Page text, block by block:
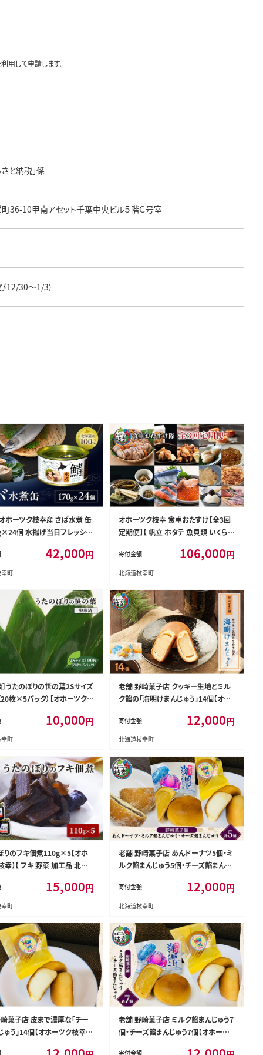
用して申請します。
と納税」係
10甲南アセット千葉中央ビル５階Ｃ号室
12/30～1/3）
ホーツク枝幸産 さば水煮 缶
個 水揚げ当日フレッシュ
惣菜 保存 長期 加工食品 魚
海道 オホーツク 枝幸 】
42,000円
町
オホーツク枝幸 食卓おたすけ【全3回
定期便】【 帆立 ホタテ 魚貝類 いくら
枝幸 】
寄付金額 106,000円
北海道枝幸町
］うたのぼりの笹の葉2Sサイズ
枚×5パック）【オホーツク
海道 オホーツク 枝幸 】
10,000円
町
老舗 野崎菓子店 クッキー生地とミル
ク餡の「海明けまんじゅう」14個【オホ
まんじゅう 饅頭 北海道 オホーツク 枝
幸 】
寄付金額 12,000円
北海道枝幸町
りのフキ佃煮110g×5【オホ
幸】【 フキ 野菜 加工品 北海
15,000円
町
老舗 野崎菓子店 あんドーナツ5個・ミ
ルク餡まんじゅう5個・チーズ餡まんじ
お菓子 和菓子 まんじゅう 饅頭 北海道
オホーツク 枝幸 】
寄付金額 12,000円
北海道枝幸町
菓子店 皮まで濃厚な「チー
ゅう」14個【オホーツク枝幸】【
老舗 野崎菓子店 ミルク餡まんじゅう7
個・チーズ餡まんじゅう7個【オホーツ
寄付金額